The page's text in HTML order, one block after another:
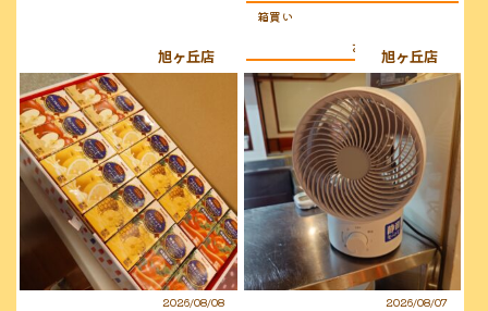
箱買い
おぐらのおじさん
旭ヶ丘店
2026/08/08
旭ヶ丘店
2026/08/07